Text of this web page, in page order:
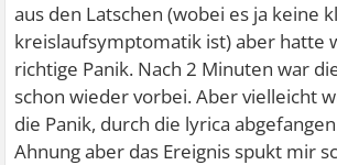
aus den Latschen (wobei es ja keine
kreislaufsymptomatik ist) aber hatte
richtige Panik. Nach 2 Minuten war
schon wieder vorbei. Aber vielleicht
die Panik, durch die lyrica
Ahnung aber das Ereignis spukt mir